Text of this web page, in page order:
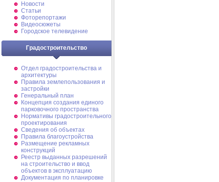
Новости
Статьи
Фоторепортажи
Видеосюжеты
Городское телевидение
Градостроительство
Отдел градостроительства и
архитектуры
Правила землепользования и
застройки
Генеральный план
Концепция создания единого
парковочного пространства
Нормативы градостроительного
проектирования
Сведения об объектах
Правила благоустройства
Размещение рекламных
конструкций
Реестр выданных разрешений
на строительство и ввод
объектов в эксплуатацию
Документация по планировке